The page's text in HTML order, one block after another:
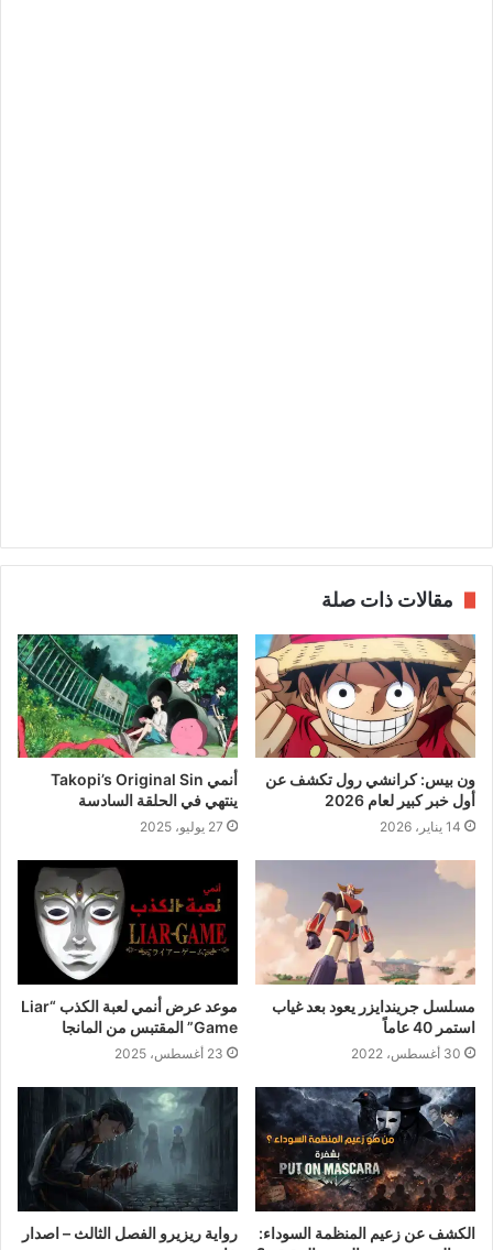
مقالات ذات صلة
ون بيس: كرانشي رول تكشف عن
أول خبر كبير لعام 2026
14 يناير، 2026
أنمي Takopi’s Original Sin
ينتهي في الحلقة السادسة
27 يوليو، 2025
مسلسل جريندايزر يعود بعد غياب
استمر 40 عاماً
30 أغسطس، 2022
موعد عرض أنمي لعبة الكذب “Liar
Game” المقتبس من المانجا
23 أغسطس، 2025
الكشف عن زعيم المنظمة السوداء:
رواية ريزيرو الفصل الثالث – اصدار